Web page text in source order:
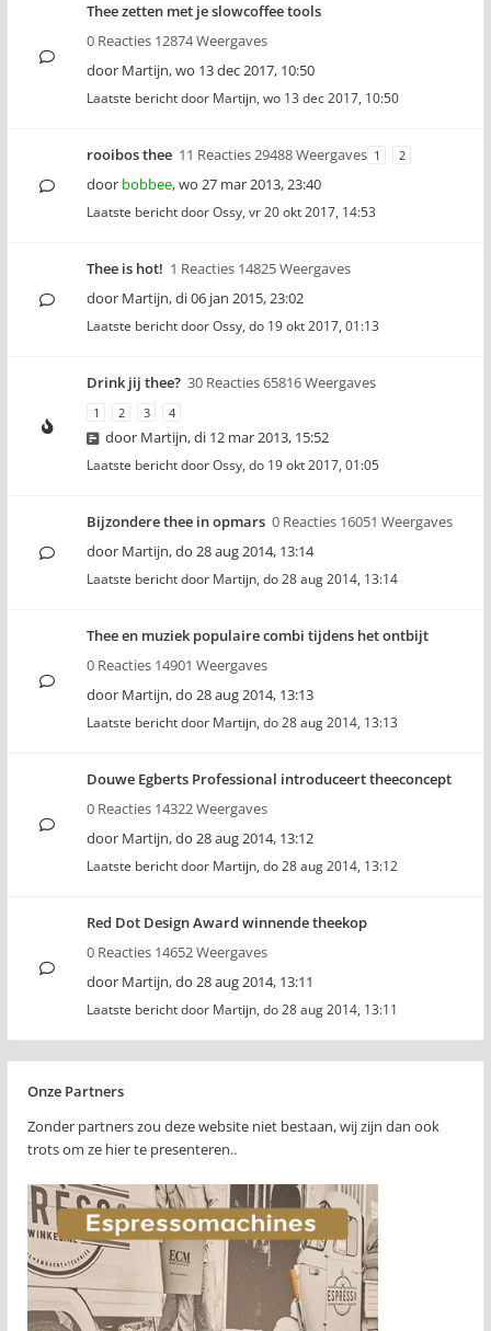
Thee zetten met je slowcoffee tools
0 Reacties 12874 Weergaves
door Martijn,wo 13 dec 2017, 10:50
Laatste bericht door Martijn, wo 13 dec 2017, 10:50
rooibos thee 11 Reacties 29488 Weergaves 1 2
door bobbee,wo 27 mar 2013, 23:40
Laatste bericht doorOssy, vr 20 okt 2017, 14:53
Thee is hot! 1 Reacties 14825 Weergaves
door Martijn,di 06 jan 2015, 23:02
Laatste bericht doorOssy, do 19 okt 2017, 01:13
Drink jij thee? 30 Reacties 65816 Weergaves
1 2 3 4
door Martijn,di 12 mar 2013, 15:52
Laatste bericht doorOssy, do 19 okt 2017, 01:05
Bijzondere thee in opmars 0 Reacties 16051 Weergaves
door Martijn,do 28 aug 2014, 13:14
Laatste bericht door Martijn, do 28 aug 2014, 13:14
Thee en muziek populaire combi tijdens het ontbijt
0 Reacties 14901 Weergaves
door Martijn,do 28 aug 2014, 13:13
Laatste bericht door Martijn, do 28 aug 2014, 13:13
Douwe Egberts Professional introduceert theeconcept
0 Reacties 14322 Weergaves
door Martijn,do 28 aug 2014, 13:12
Laatste bericht door Martijn, do 28 aug 2014, 13:12
Red Dot Design Award winnende theekop
0 Reacties 14652 Weergaves
door Martijn,do 28 aug 2014, 13:11
Laatste bericht door Martijn, do 28 aug 2014, 13:11
Onze Partners
Zonder partners zou deze website niet bestaan, wij zijn dan ook
trots om ze hier te presenteren..